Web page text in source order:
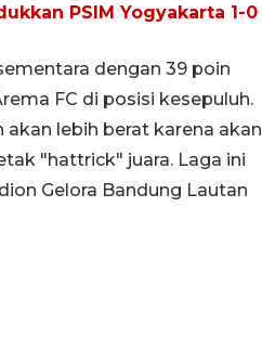
PSIM Yogyakarta 1-0
dengan 39 poin
FC di posisi kesepuluh.
lebih berat karena akan
"hattrick" juara. Laga ini
Gelora Bandung Lautan